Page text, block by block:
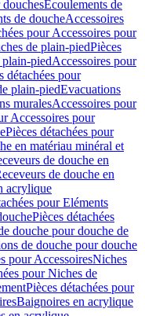
Ecoulements de
de doucheAccessoires
pour Accessoires pour
de plain-piedPièces
plain-piedAccessoires pour
détachées pour
plain-piedEvacuations
muralesAccessoires pour
Accessoires pour
Pièces détachées pour
en matériau minéral et
de douche en
de douche en
acrylique
pour Eléments
Pièces détachées
douche pour douche de
de douche pour douche
pour AccessoiresNiches
pour Niches de
Pièces détachées pour
Baignoires en acrylique